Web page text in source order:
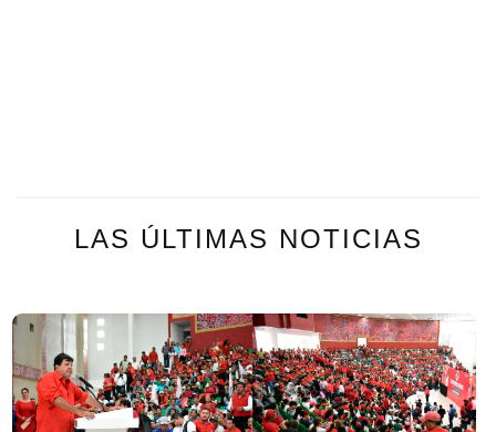
LAS ÚLTIMAS NOTICIAS